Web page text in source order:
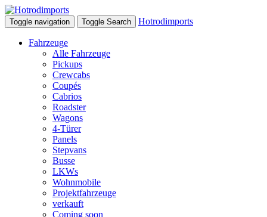
Toggle navigation Toggle Search Hotrodimports
Fahrzeuge
Alle Fahrzeuge
Pickups
Crewcabs
Coupés
Cabrios
Roadster
Wagons
4-Türer
Panels
Stepvans
Busse
LKWs
Wohnmobile
Projektfahrzeuge
verkauft
Coming soon